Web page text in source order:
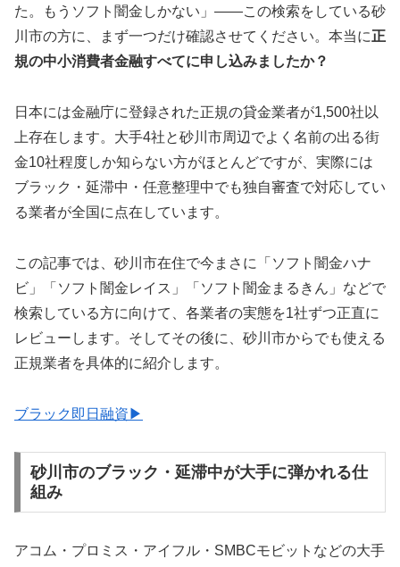
た。もうソフト闇金しかない」——この検索をしている砂
川市の方に、まず一つだけ確認させてください。本当に正
規の中小消費者金融すべてに申し込みましたか？
日本には金融庁に登録された正規の貸金業者が1,500社以
上存在します。大手4社と砂川市周辺でよく名前の出る街
金10社程度しか知らない方がほとんどですが、実際には
ブラック・延滞中・任意整理中でも独自審査で対応してい
る業者が全国に点在しています。
この記事では、砂川市在住で今まさに「ソフト闇金ハナ
ビ」「ソフト闇金レイス」「ソフト闇金まるきん」などで
検索している方に向けて、各業者の実態を1社ずつ正直に
レビューします。そしてその後に、砂川市からでも使える
正規業者を具体的に紹介します。
ブラック即日融資▶
砂川市のブラック・延滞中が大手に弾かれる仕
組み
アコム・プロミス・アイフル・SMBCモビットなどの大手